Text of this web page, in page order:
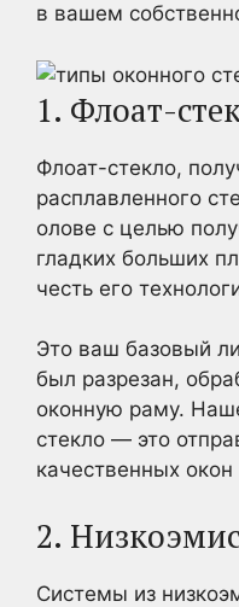
в вашем
1. Флоат-
Флоат-стекло,
расплавленного
олове с целью
гладких больших
честь его
Это ваш базовый
был разрезан,
оконную раму.
стекло — это
качественных
2.
Системы из